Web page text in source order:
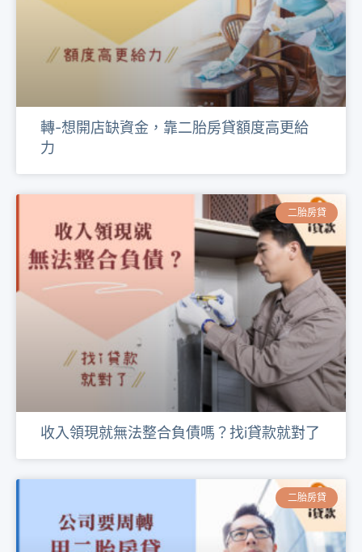
轉-想開店缺資金，靠二胎房貸額度高更給
力
二胎房貸
收入領現就無法整合負債嗎？找i貸款就對了
二胎房貸